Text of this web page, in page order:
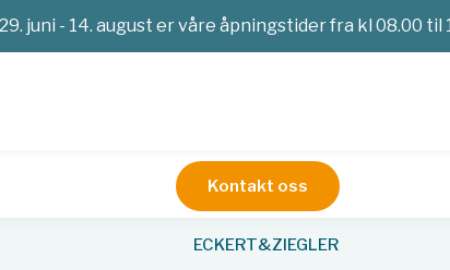
29. juni - 14. august er våre åpningstider fra kl 08.00 til
Kontakt oss
Kalibreringskilder Referansekilder
ECKERT&ZIEGLER